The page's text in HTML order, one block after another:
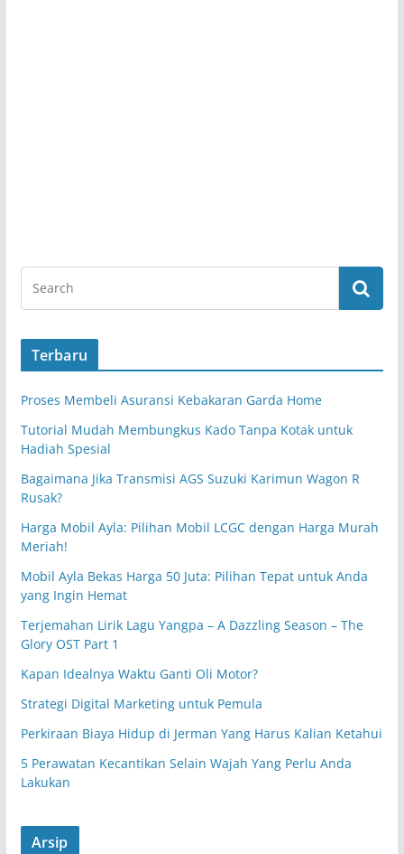
Terbaru
Proses Membeli Asuransi Kebakaran Garda Home
Tutorial Mudah Membungkus Kado Tanpa Kotak untuk
Hadiah Spesial
Bagaimana Jika Transmisi AGS Suzuki Karimun Wagon R
Rusak?
Harga Mobil Ayla: Pilihan Mobil LCGC dengan Harga Murah
Meriah!
Mobil Ayla Bekas Harga 50 Juta: Pilihan Tepat untuk Anda
yang Ingin Hemat
Terjemahan Lirik Lagu Yangpa – A Dazzling Season – The
Glory OST Part 1
Kapan Idealnya Waktu Ganti Oli Motor?
Strategi Digital Marketing untuk Pemula
Perkiraan Biaya Hidup di Jerman Yang Harus Kalian Ketahui
5 Perawatan Kecantikan Selain Wajah Yang Perlu Anda
Lakukan
Arsip